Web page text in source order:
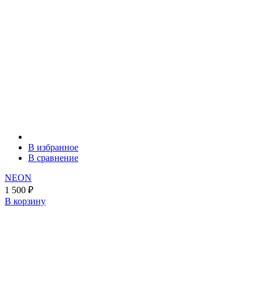
В избранное
В сравнение
NEON
1 500 ₽
В корзину